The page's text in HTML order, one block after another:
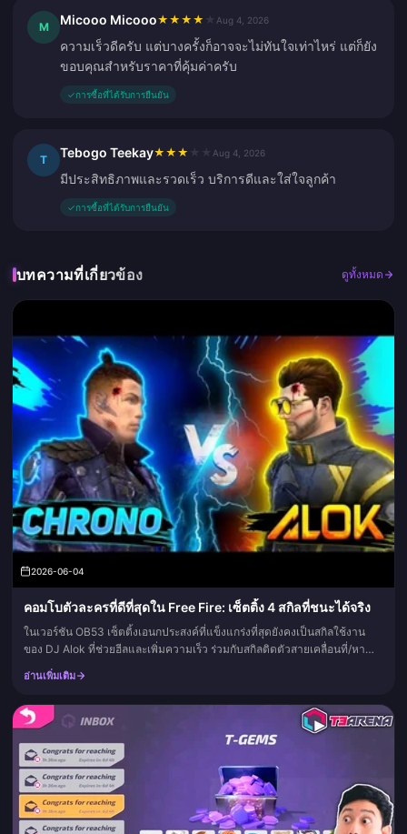
M Micooo Micooo★ ★ ★ ★ Aug 4, 2026
ความเร็วดีครับ แต่บางครั้งก็อาจจะไม่ทันใจเท่าไหร่ แต่ก็ยัง
ขอบคุณสำหรับราคาที่คุ้มค่าครับ
✓การซื้อที่ได้รับการยืนยัน
T Tebogo Teekay★ ★ ★ Aug 4, 2026
มีประสิทธิภาพและรวดเร็ว บริการดีและใส่ใจลูกค้า
✓การซื้อที่ได้รับการยืนยัน
บทความที่เกี่ยวข้อง ดูทั้งหมด
2026-06-04
คอมโบตัวละครที่ดีที่สุดใน Free Fire: เซ็ตติ้ง 4 สกิลที่ชนะได้จริง
ในเวอร์ชัน OB53 เซ็ตติ้งเอนกประสงค์ที่แข็งแกร่งที่สุดยังคงเป็นสกิลใช้งาน
ของ DJ Alok ที่ช่วยฮีลและเพิ่มความเร็ว ร่วมกับสกิลติดตัวสายเคลื่อนที่/หา
ข้อมูลอีกสามสกิล แต่ก่อนที่เรื่องอื่นจะสำคัญ นี่คือกฎ...
อ่านเพิ่มเติม